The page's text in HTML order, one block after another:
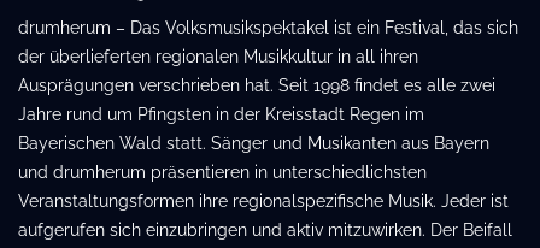
drumherum – Das Volksmusikspektakel ist ein Festival, das sich
der überlieferten regionalen Musikkultur in all ihren
Ausprägungen verschrieben hat. Seit 1998 findet es alle zwei
Jahre rund um Pfingsten in der Kreisstadt Regen im
Bayerischen Wald statt. Sänger und Musikanten aus Bayern
und drumherum präsentieren in unterschiedlichsten
Veranstaltungsformen ihre regionalspezifische Musik. Jeder ist
aufgerufen sich einzubringen und aktiv mitzuwirken. Der Beifall